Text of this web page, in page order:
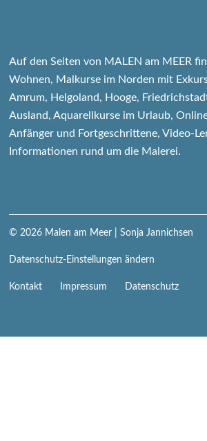
Auf den Seiten von MALEN am MEER
Wohnen, Malkurse im Norden mit
Amrum, Helgoland, Hooge,
Ausland, Aquarellkurse im Urlaub,
Anfänger und Fortgeschrittene, Video-
Informationen rund um die Malerei.
© 2026 Malen am Meer | Sonja Jannichsen
Datenschutz-Einstellungen ändern
Navigation
Kontakt Impressum Datenschutz